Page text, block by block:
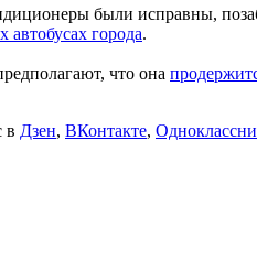
были исправны,
автобусах города.
что она
в Дзен, ВКонтакте,